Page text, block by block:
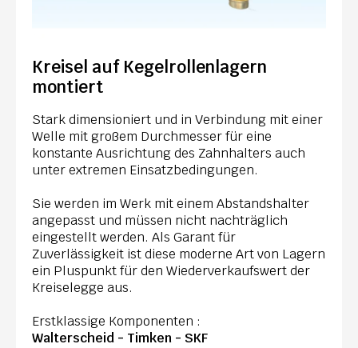
Kreisel auf Kegelrollenlagern
montiert
Stark dimensioniert und in Verbindung mit einer
Welle mit großem Durchmesser für eine
konstante Ausrichtung des Zahnhalters auch
unter extremen Einsatzbedingungen.
Sie werden im Werk mit einem Abstandshalter
angepasst und müssen nicht nachträglich
eingestellt werden. Als Garant für
Zuverlässigkeit ist diese moderne Art von Lagern
ein Pluspunkt für den Wiederverkaufswert der
Kreiselegge aus.
Erstklassige Komponenten :
Walterscheid - Timken - SKF